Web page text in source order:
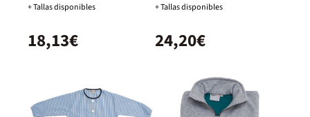
+ Tallas disponibles
18,13€
+ Tallas disponibles
24,20€